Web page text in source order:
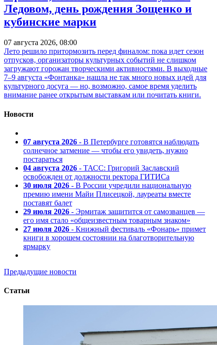
Ледовом, день рождения Зощенко и
кубинские марки
07 августа 2026, 08:00
Лето решило притормозить перед финалом: пока идет сезон
отпусков, организаторы культурных событий не слишком
загружают горожан творческими активностями. В выходные
7–9 августа «Фонтанка» нашла не так много новых идей для
культурного досуга — но, возможно, самое время уделить
внимание ранее открытым выставкам или почитать книги.
Новости
07 августа 2026 - В Петербурге готовятся наблюдать
солнечное затмение — чтобы его увидеть, нужно
постараться
04 августа 2026 - ТАСС: Григорий Заславский
освобожден от должности ректора ГИТИСа
30 июля 2026 - В России учредили национальную
премию имени Майи Плисецкой, лауреаты вместе
поставят балет
29 июля 2026 - Эрмитаж защитится от самозванцев —
его имя стало «общеизвестным товарным знаком»
27 июля 2026 - Книжный фестиваль «Фонарь» примет
книги в хорошем состоянии на благотворительную
ярмарку
Предыдущие новости
Статьи